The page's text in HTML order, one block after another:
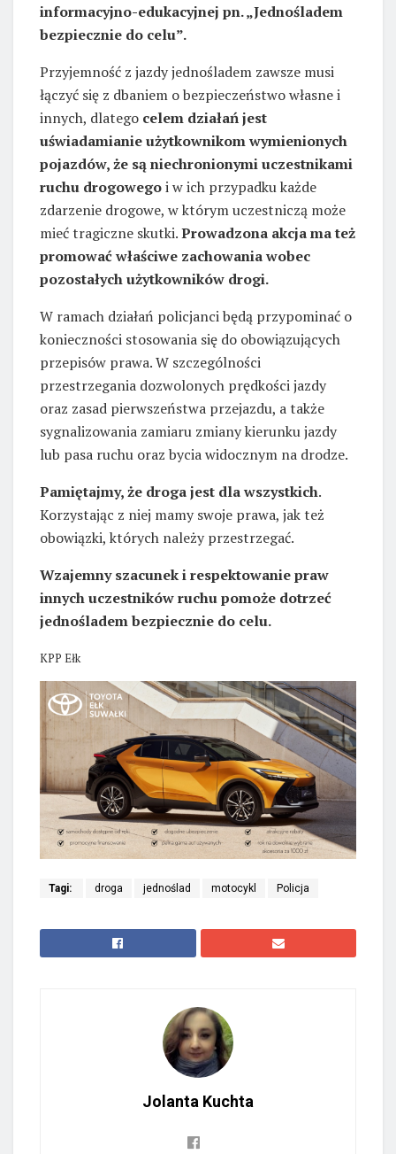
informacyjno-edukacyjnej pn. „Jednośladem
bezpiecznie do celu”.
Przyjemność z jazdy jednośladem zawsze musi
łączyć się z dbaniem o bezpieczeństwo własne i
innych, dlatego celem działań jest
uświadamianie użytkownikom wymienionych
pojazdów, że są niechronionymi uczestnikami
ruchu drogowegoi w ich przypadku każde
zdarzenie drogowe, w którym uczestniczą może
mieć tragiczne skutki.Prowadzona akcja ma też
promować właściwe zachowania wobec
pozostałych użytkowników drogi.
W ramach działań policjanci będą przypominać o
konieczności stosowania się do obowiązujących
przepisów prawa. W szczególności
przestrzegania dozwolonych prędkości jazdy
oraz zasad pierwszeństwa przejazdu, a także
sygnalizowania zamiaru zmiany kierunku jazdy
lub pasa ruchu oraz bycia widocznym na drodze.
Pamiętajmy, że droga jest dla wszystkich.
Korzystając z niej mamy swoje prawa, jak też
obowiązki, których należy przestrzegać.
Wzajemny szacunek i respektowanie praw
innych uczestników ruchu pomoże dotrzeć
jednośladem bezpiecznie do celu.
KPP Ełk
Tagi: droga jednoślad motocykl Policja
Jolanta Kuchta